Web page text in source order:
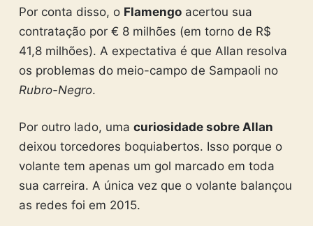
Por conta disso, o Flamengoacertou sua
contratação por € 8 milhões (em torno de R$
41,8 milhões). A expectativa é que Allan resolva
os problemas do meio-campo de Sampaoli no
Rubro-Negro.
Por outro lado, uma curiosidade sobre Allan
deixou torcedores boquiabertos. Isso porque o
volante tem apenas um gol marcado em toda
sua carreira. A única vez que o volante balançou
as redes foi em 2015.